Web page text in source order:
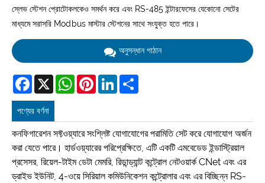
স্লেভ স্টেশন প্রোটোকলকেও সমর্থন করে এবং RS-485 ইন্টারফেসের যেকোনো সেটের
মাধ্যমে সরাসরি Modbus মাস্টার স্টেশনের সাথে সংযুক্ত হতে পারে।
অনুসন্ধান পাঠান
Facebook
X WhatsAppPinterestLinkedIn
পণ্যের বর্ণনা
কনফিগারেশন সফ্টওয়্যারে সংশ্লিষ্ট যোগাযোগের পরামিতি সেট করে যোগাযোগ অর্জন
করা যেতে পারে। হার্ডওয়্যারের পরিপ্রেক্ষিতে, এটি একটি এমবেডেড ইন্ডাস্ট্রিয়াল
প্রসেসর, রিয়েল-টাইম ডেটা মেমরি, রিডান্ড্যান্ট কন্ট্রোল নেটওয়ার্ক CNet এবং এর
ড্রাইভ ইউনিট, 4-ওয়ে সিরিয়াল কমিউনিকেশন কন্ট্রোলার এবং এর বিচ্ছিন্ন RS-